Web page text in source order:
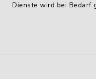
Dienste wird bei Bedarf